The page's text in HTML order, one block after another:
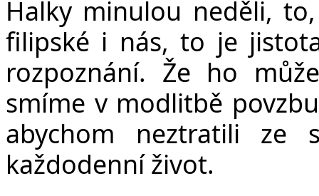
Halky minulou neděli,
filipské i nás, to je
rozpoznání. Že ho
smíme v modlitbě
abychom neztratili ze
každodenní život.